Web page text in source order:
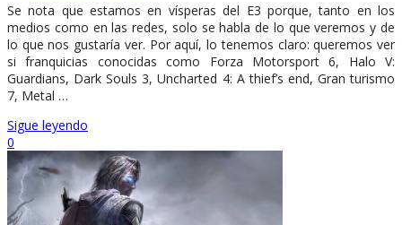
Se nota que estamos en vísperas del E3 porque, tanto en los
medios como en las redes, solo se habla de lo que veremos y de
lo que nos gustaría ver. Por aquí, lo tenemos claro: queremos ver
si franquicias conocidas como Forza Motorsport 6, Halo V:
Guardians, Dark Souls 3, Uncharted 4: A thief’s end, Gran turismo
7, Metal …
Sigue leyendo
0